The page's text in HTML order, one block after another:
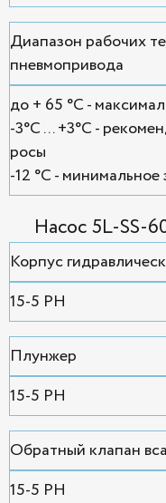
Диапазон рабочих
пневмопривода
до + 65 °С -
-3°С ... +3°С -
росы
-12 °С - минимальное
Насос 5L-SS-
Корпус
15-5 PH
Плунжер
15-5 PH
Обратный клапан
15-5 PH